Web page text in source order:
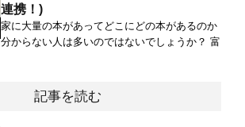
連携！)
家に大量の本があってどこにどの本があるのか
分からない人は多いのではないでしょうか？ 富
記事を読む